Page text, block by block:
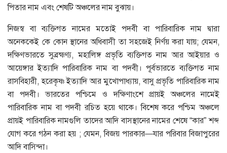
পিতার নাম এবং শেষটি অঞ্চলের নাম বুঝায়।
নিজস্ব বা ব্যক্তিগত নামের মতােই পদবী বা পারিবারিক নাম দ্বারা
অনেককেই কে কোন স্থানের অধিবাসী তা সহজেই নির্ণয় করা যায়; যেমন,
দক্ষিণভারতে সুব্রহ্মণ্য, মহালিঙ্গ প্রভৃতি ব্যক্তিগত নাম আর আইয়ার ও
আয়েঙ্গার ইত্যাদি পারিবারিক নাম বা পদবী। পূর্বভারতে ব্যক্তিগত নাম
রাসবিহারী, হরেকৃষ্ণ ইত্যাদি আর মুখােপাধ্যায়, বাসু প্রভৃতি পারিবারিক নাম
বা পদবী। ভারতের পশ্চিমে ও দক্ষিণাংশে প্রায়ই অঞ্চলের নামেই
পারিবারিক নাম বা পদবী রচিত হয়ে থাকে। বিশেষ করে পশ্চিম অঞ্চলে
প্রায়ই পারিবারিক নামগুলি তাদের আদি বাসস্থানের নামের শেষে “কার” শব্দ
যােগ করে গঠন করা হয় ; যেমন, বিজয় পারকার—যার পরিবার বিজাপুরের
আদি বাসিন্দা।